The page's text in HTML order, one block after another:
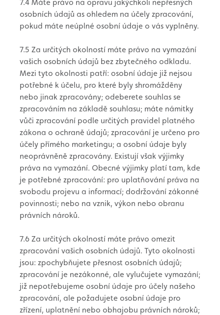
7.4 Máte právo na opravu jakýchkoli nepřesných
osobních údajů as ohledem na účely zpracování,
pokud máte neúplné osobní údaje o vás vyplněny.
7.5 Za určitých okolností máte právo na vymazání
vašich osobních údajů bez zbytečného odkladu.
Mezi tyto okolnosti patří: osobní údaje již nejsou
potřebné k účelu, pro které byly shromážděny
nebo jinak zpracovány; odeberete souhlas se
zpracováním na základě souhlasu; máte námitky
vůči zpracování podle určitých pravidel platného
zákona o ochraně údajů; zpracování je určeno pro
účely přímého marketingu; a osobní údaje byly
neoprávněně zpracovány. Existují však výjimky
práva na vymazání. Obecné výjimky platí tam, kde
je potřebné zpracování: pro uplatňování práva na
svobodu projevu a informací; dodržování zákonné
povinnosti; nebo na vznik, výkon nebo obranu
právních nároků.
7.6 Za určitých okolností máte právo omezit
zpracování vašich osobních údajů. Tyto okolnosti
jsou: zpochybňujete přesnost osobních údajů;
zpracování je nezákonné, ale vylučujete vymazání;
již nepotřebujeme osobní údaje pro účely našeho
zpracování, ale požadujete osobní údaje pro
zřízení, uplatnění nebo obhajobu právních nároků;